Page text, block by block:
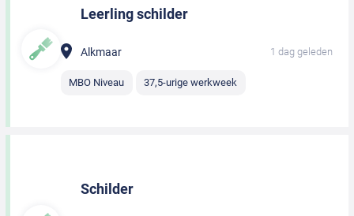
Leerling schilder
Alkmaar 1 dag geleden
MBO Niveau 37,5-urige werkweek
Schilder